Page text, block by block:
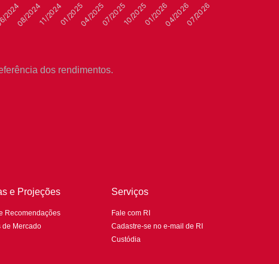
08/202411/202401/202504/202507/202510/202501/202604/202607/2026
dos rendimentos.
e Projeções
Recomendações
de Mercado
Serviços
Fale com RI
Cadastre-se no e-mail de RI
Custódia